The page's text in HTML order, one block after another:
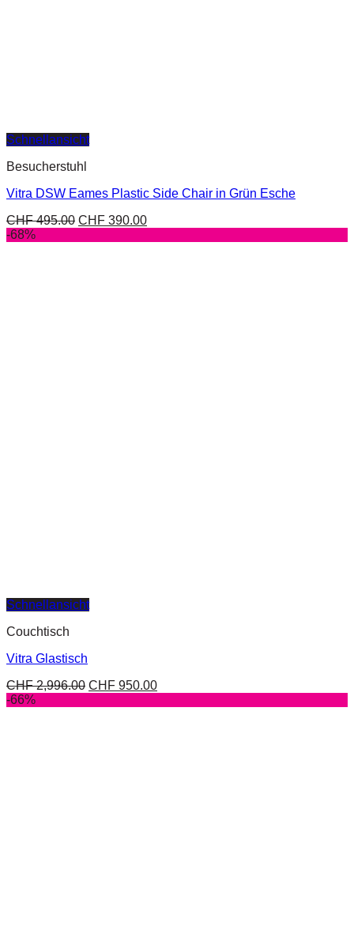
Schnellansicht
Besucherstuhl
Vitra DSW Eames Plastic Side Chair in Grün Esche
CHF495.00 CHF 390.00
-68%
Schnellansicht
Couchtisch
Vitra Glastisch
CHF2,996.00 CHF 950.00
-66%